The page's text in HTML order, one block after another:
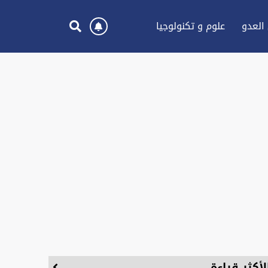
علوم و تكنولوجيا